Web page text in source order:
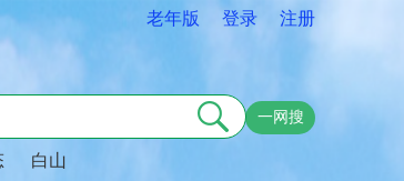
老年版 登录 注册
白山
一网搜